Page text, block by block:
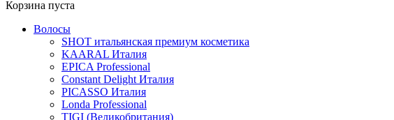
Корзина пуста
Волосы
SHOT итальянская премиум косметика
KAARAL Италия
EPICA Professional
Constant Delight Италия
PICASSO Италия
Londa Professional
TIGI (Великобритания)